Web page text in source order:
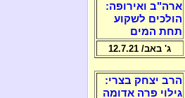
ארה"ב ואירופה:
הולכים לשקוע
תחת המים
ג' באב/ 12.7.21
הרב יצחק בצרי:
גילוי פרה אדומה